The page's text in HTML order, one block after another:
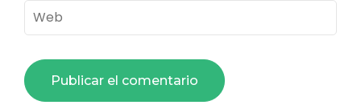
Web